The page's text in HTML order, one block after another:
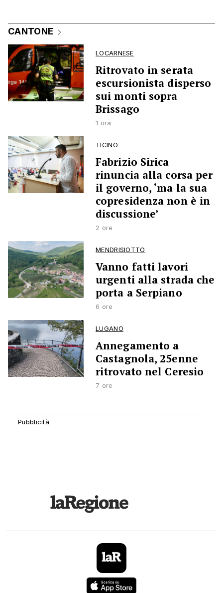
CANTONE
LOCARNESE
Ritrovato in serata
escursionista disperso
sui monti sopra
Brissago
1 ora
TICINO
Fabrizio Sirica
rinuncia alla corsa per
il governo, ‘ma la sua
copresidenza non è in
discussione’
2 ore
MENDRISIOTTO
Vanno fatti lavori
urgenti alla strada che
porta a Serpiano
6 ore
LUGANO
Annegamento a
Castagnola, 25enne
ritrovato nel Ceresio
7 ore